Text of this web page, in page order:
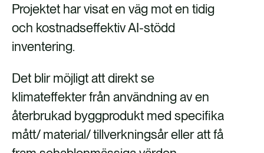
Projektet har visat en väg mot en tidig
och kostnadseffektiv AI-stödd
inventering.
Det blir möjligt att direkt se
klimateffekter från användning av en
återbrukad byggprodukt med specifika
mått/ material/ tillverkningsår eller att få